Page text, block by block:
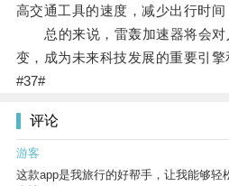
高交通工具的速度，减少出行时间
总的来说，雷轰加速器将会对
变，成为未来科技发展的重要引擎
#37#
评论
游客
这款app是我旅行的好帮手，让我能够轻